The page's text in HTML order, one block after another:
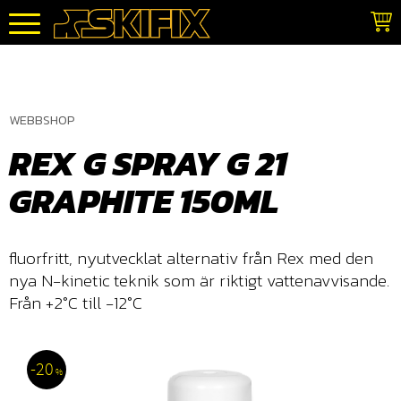
Meny
WEBBSHOP
REX G SPRAY G 21
GRAPHITE 150ML
fluorfritt, nyutvecklat alternativ från Rex med den
nya N-kinetic teknik som är riktigt vattenavvisande.
Från +2°C till -12°C
20 %